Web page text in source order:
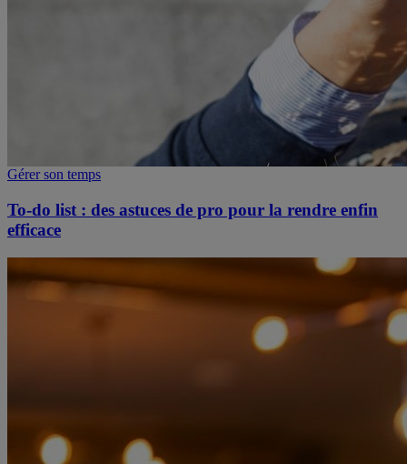
Gérer son temps
To-do list : des astuces de pro pour la rendre enfin
efficace